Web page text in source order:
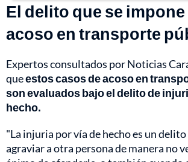
El delito que se
acoso en transporte
Expertos consultados por Noticias
queestos casos de acoso en
son evaluados bajo el delito de
hecho.
"La injuria por vía de hecho es un
agraviar a otra persona de manera no